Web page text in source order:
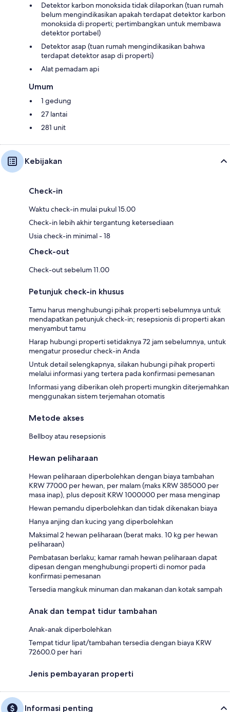
Detektor karbon monoksida tidak dilaporkan (tuan rumah
belum mengindikasikan apakah terdapat detektor karbon
monoksida di properti; pertimbangkan untuk membawa
detektor portabel)
Detektor asap (tuan rumah mengindikasikan bahwa
terdapat detektor asap di properti)
Alat pemadam api
Umum
1 gedung
27 lantai
281 unit
Kebijakan
Check-in
Waktu check-in mulai pukul 15.00
Check-in lebih akhir tergantung ketersediaan
Usia check-in minimal - 18
Check-out
Check-out sebelum 11.00
Petunjuk check-in khusus
Tamu harus menghubungi pihak properti sebelumnya untuk
mendapatkan petunjuk check-in; resepsionis di properti akan
menyambut tamu
Harap hubungi properti setidaknya 72 jam sebelumnya, untuk
mengatur prosedur check-in Anda
Untuk detail selengkapnya, silakan hubungi pihak properti
melalui informasi yang tertera pada konfirmasi pemesanan
Informasi yang diberikan oleh properti mungkin diterjemahkan
menggunakan sistem terjemahan otomatis
Metode akses
Bellboy atau resepsionis
Hewan peliharaan
Hewan peliharaan diperbolehkan dengan biaya tambahan
KRW 77000 per hewan, per malam (maks KRW 385000 per
masa inap), plus deposit KRW 1000000 per masa menginap
Hewan pemandu diperbolehkan dan tidak dikenakan biaya
Hanya anjing dan kucing yang diperbolehkan
Maksimal 2 hewan peliharaan (berat maks. 10 kg per hewan
peliharaan)
Pembatasan berlaku; kamar ramah hewan peliharaan dapat
dipesan dengan menghubungi properti di nomor pada
konfirmasi pemesanan
Tersedia mangkuk minuman dan makanan dan kotak sampah
Anak dan tempat tidur tambahan
Anak-anak diperbolehkan
Tempat tidur lipat/tambahan tersedia dengan biaya KRW
72600.0 per hari
Jenis pembayaran properti
Informasi penting